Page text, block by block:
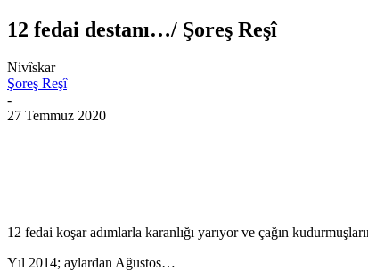
12 fedai destanı…/ Şoreş Reşî
Nivîskar
Şoreş Reşî
-
27 Temmuz 2020
12 fedai koşar adımlarla karanlığı yarıyor ve çağın
Yıl 2014; aylardan Ağustos…